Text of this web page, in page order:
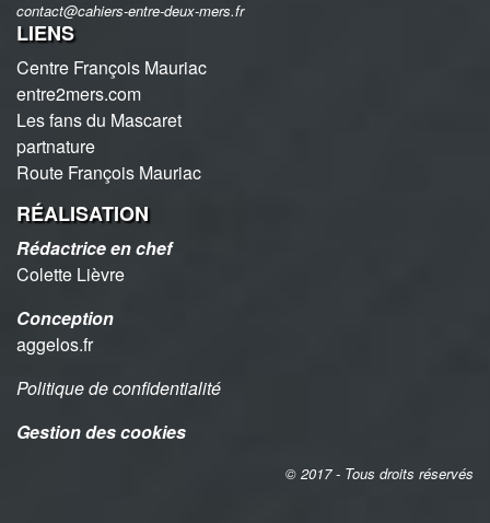
contact@cahiers-entre-deux-mers.fr
LIENS
Centre François Mauriac
entre2mers.com
Les fans du Mascaret
partnature
Route François Mauriac
RÉALISATION
Rédactrice en chef
Colette Lièvre
Conception
aggelos.fr
Politique de confidentialité
Gestion des cookies
© 2017 - Tous droits réservés